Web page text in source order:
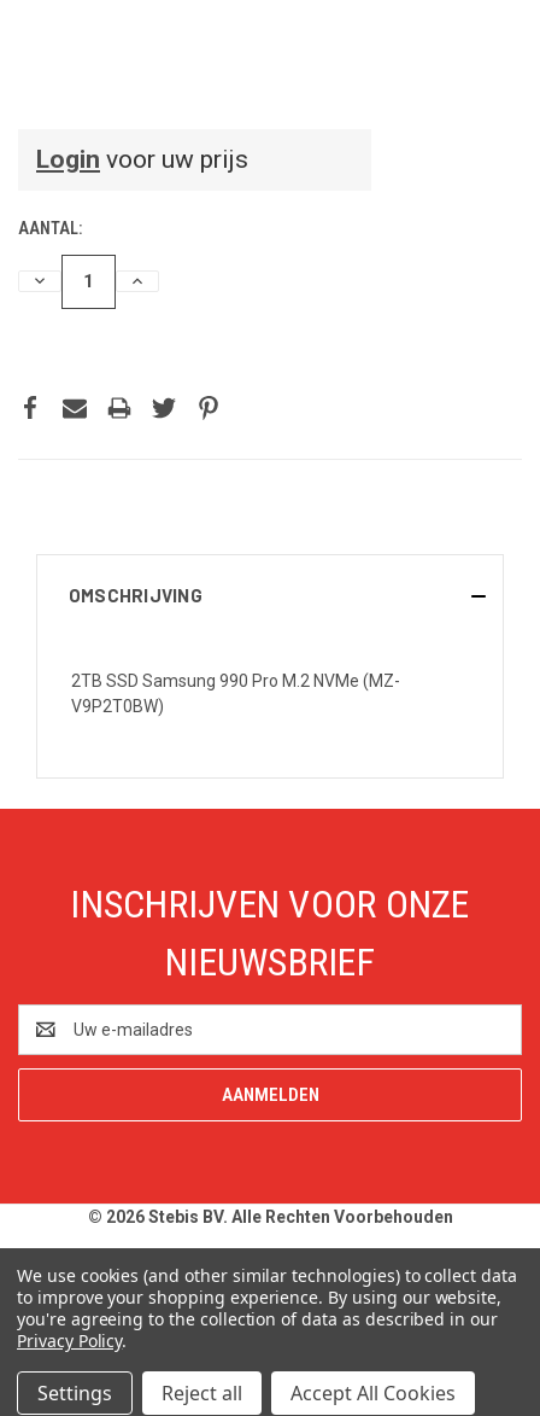
Login voor uw prijs
AANTAL:
HOEVEELHEIDHOEVEELHEID
OMSCHRIJVING
2TB SSD Samsung 990 Pro M.2 NVMe (MZ-
V9P2T0BW)
INSCHRIJVEN VOOR ONZE
NIEUWSBRIEF
mailadres
© 2026 Stebis BV. Alle Rechten Voorbehouden
Alle prijzen en specificaties zijn onder voorbehoud, exclusief BTW,
zolang de voorraad strekt. Afbeeldingen van producten kunnen
afwijken van de werkelijkheid. Op al onze aanbiedingen en
leveringen zijn onze
toepassing. Wij wijzen u uitdrukkelijk op onzePrivacy Policy
Typefouten alsmede prijswijzigingen uitdrukkelijk voorbehouden.
We use cookies (and other similar technologies) to collect data
to improve your shopping experience. By using our website,
you're agreeing to the collection of data as described in our
Privacy Policy.
Settings Reject all Accept All Cookies